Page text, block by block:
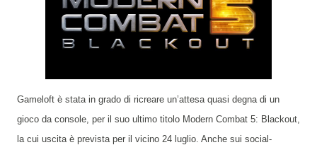
Gameloft è stata in grado di ricreare un’attesa quasi degna di un
gioco da console, per il suo ultimo titolo Modern Combat 5: Blackout,
la cui uscita è prevista per il vicino 24 luglio. Anche sui social-